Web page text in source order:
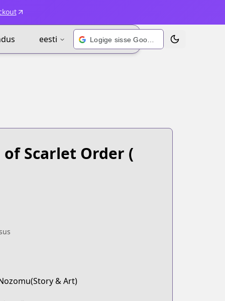
eesti Vaheta teema
Scarlet Order (
& Art)